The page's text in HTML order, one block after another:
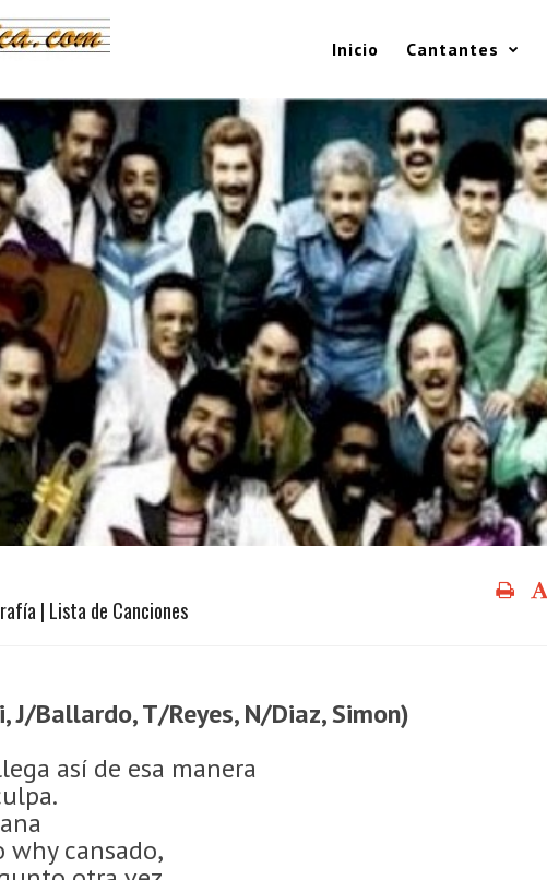
Inicio Cantantes
| Lista de Canciones
J/Ballardo, T/Reyes, N/Diaz, Simon)
así de esa manera
why cansado,